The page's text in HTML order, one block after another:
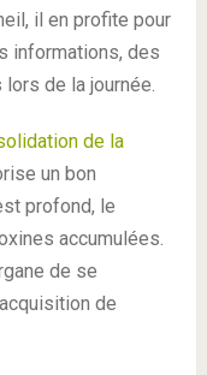
il en profite pour
informations, des
de la journée.
de la
un bon
profond, le
accumulées.
de se
de